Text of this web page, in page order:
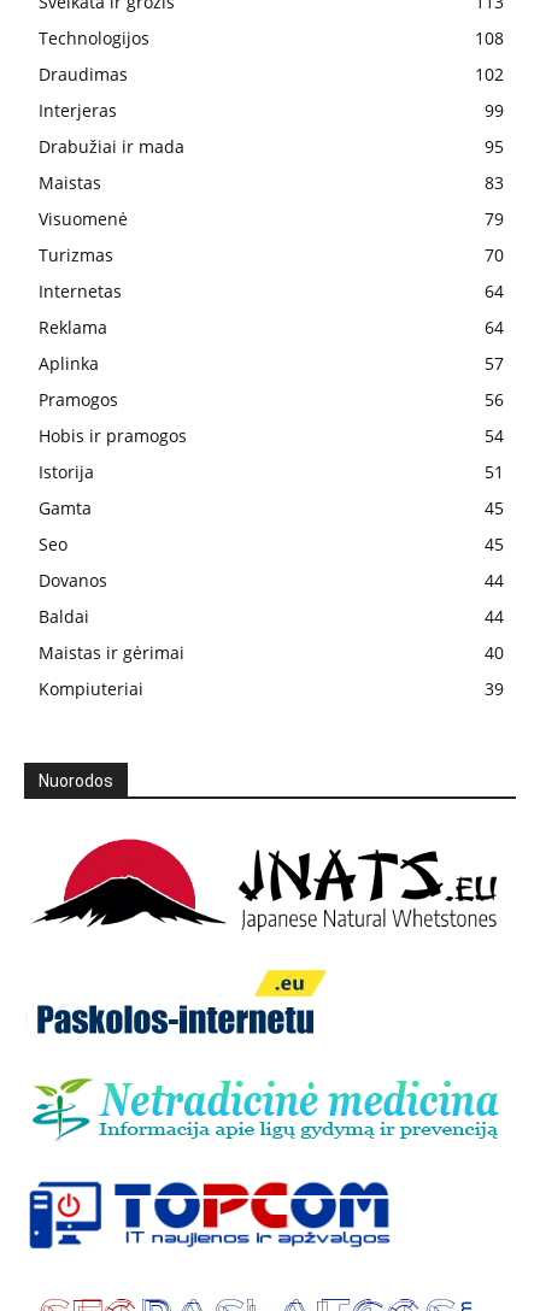
Technologijos
108
Draudimas
102
Interjeras
99
Drabužiai ir mada
95
Maistas
83
Visuomenė
79
Turizmas
70
Internetas
64
Reklama
64
Aplinka
57
Pramogos
56
Hobis ir pramogos
54
Istorija
51
Gamta
45
Seo
45
Dovanos
44
Baldai
44
Maistas ir gėrimai
40
Kompiuteriai
39
Nuorodos